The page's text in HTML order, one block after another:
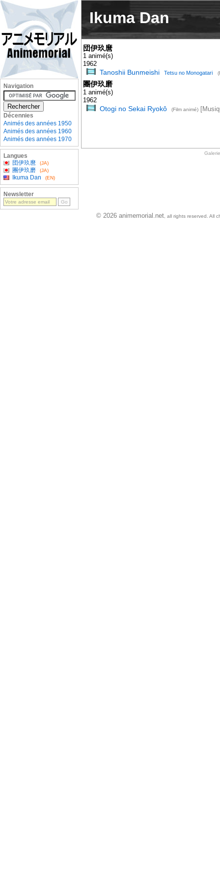
Ikuma Dan
団伊玖麿
1 animé(s)
1962
Tanoshii Bunmeishi Tetsu no Monogatari
團伊玖磨
1 animé(s)
1962
Otogi no Sekai Ryokô (Film animé)
Galerie
Navigation
Décennies
Animés des années 1950
Animés des années 1960
Animés des années 1970
Langues
団伊玖麿
(JA)
團伊玖磨 (JA)
Ikuma Dan (EN)
Newsletter
© 2026 animemorial.net , all rights reserved. All